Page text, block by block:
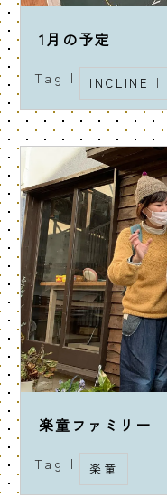
1月の予定
Tag | INCLINE |
楽童ファミリー
Tag | 楽童